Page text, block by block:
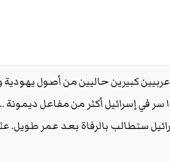
كبيرين حاليين من أصول
سر في إسرائيل أكثر من مفاعل
ستطالب بالرفاة بعد عمر طويل.